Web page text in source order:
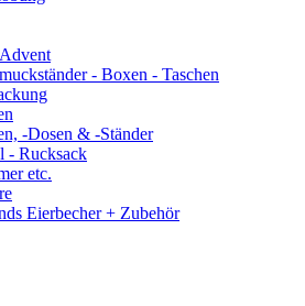
- Boxen - Taschen
-Dosen & -Ständer
- Rucksack
etc.
Eierbecher + Zubehör